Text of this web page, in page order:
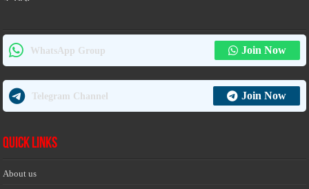
WhatsApp Group Join Now
Telegram Channel Join Now
Quick Links
About us